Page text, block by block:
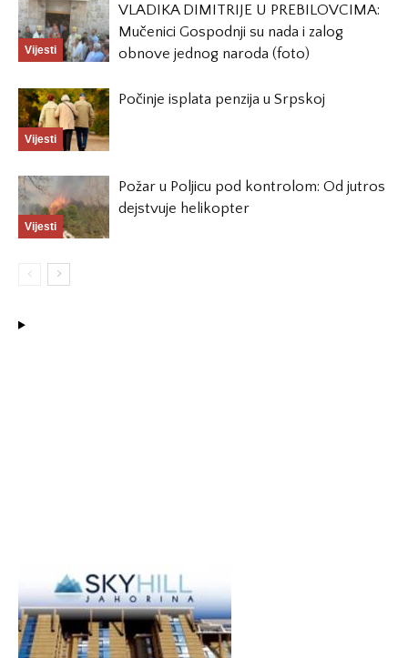
Vijesti
VLADIKA DIMITRIJE U PREBILOVCIMA:
Mučenici Gospodnji su nada i zalog
obnove jednog naroda (foto)
Vijesti
Počinje isplata penzija u Srpskoj
Vijesti
Požar u Poljicu pod kontrolom: Od jutros
dejstvuje helikopter